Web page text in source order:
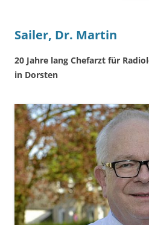
Sailer, Dr. Martin
20 Jahre lang Chefarzt für
in Dorsten